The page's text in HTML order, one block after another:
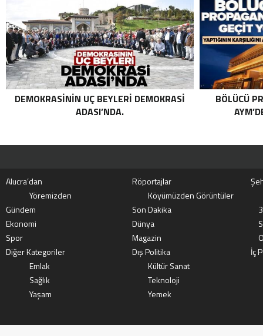
ORTAK OPERASYON! KIRMIZI
KATEGORIDEKI TERÖRIST NAZLI
TAŞPINAR ETKISIZ HALE GETIRILDI .
DEMOKRASININ UÇ BEYLERI DEMOKRASI
ADASI’NDA.
BÖLÜCÜ
Alucra’dan Röportajlar
Yöremizden
Köyümüzden Görüntüler
Gündem
Son Dakika
Ekonomi
Dünya
Spor
Magazin
Diğer Kategoriler
Dış Politika
İç
Emlak
Kültür Sanat
Sağlık
Teknoloji
Yaşam
Yemek